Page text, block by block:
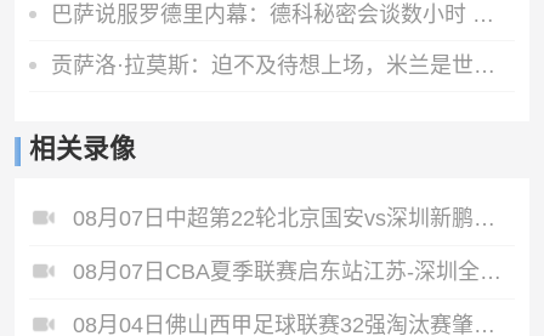
巴萨说服罗德里内幕：德科秘密会谈数小时 弗里克多次致电
贡萨洛·拉莫斯：迫不及待想上场，米兰是世上最伟大的俱乐部之一
相关录像
08月07日中超第22轮北京国安vs深圳新鹏城全场录像
08月07日CBA夏季联赛启东站江苏-深圳全场录像
08月04日佛山西甲足球联赛32强淘汰赛肇庆恒骏成VS三七互娱全场录像